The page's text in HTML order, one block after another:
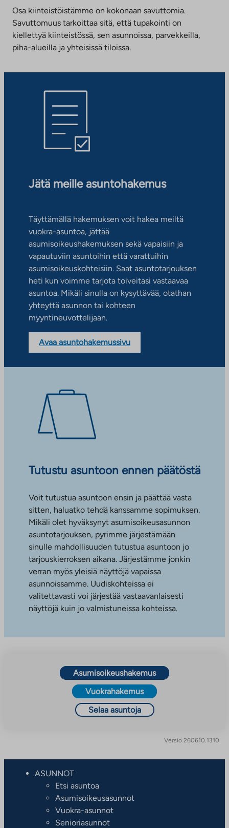
Osa kiinteistöistämme on kokonaan savuttomia.
Savuttomuus tarkoittaa sitä, että tupakointi on
kiellettyä kiinteistössä, sen asunnoissa, parvekkeilla,
piha-alueilla ja yhteisissä tiloissa.
Jätä meille asuntohakemus
Täyttämällä hakemuksen voit hakea meiltä
vuokra-asuntoa, jättää
asumisoikeushakemuksen sekä vapaisiin ja
vapautuviin asuntoihin että varattuihin
asumisoikeuskohteisiin. Saat asuntotarjouksen
heti kun voimme tarjota toiveitasi vastaavaa
asuntoa. Mikäli sinulla on kysyttävää, otathan
yhteyttä asunnon tai kohteen
myyntineuvottelijaan.
Avaa asuntohakemussivu
Tutustu asuntoon ennen päätöstä
Voit tutustua asuntoon ensin ja päättää vasta
sitten, haluatko tehdä kanssamme sopimuksen.
Mikäli olet hyväksynyt asumisoikeusasunnon
asuntotarjouksen, pyrimme järjestämään
sinulle mahdollisuuden tutustua asuntoon jo
tarjouskierroksen aikana. Järjestämme jonkin
verran myös yleisiä näyttöjä vapaissa
asunnoissamme. Uudiskohteissa ei
valitettavasti voi järjestää vastaavanlaisesti
näyttöjä kuin jo valmistuneissa kohteissa.
Asumisoikeushakemus
Vuokrahakemus
Selaa asuntoja
Versio 260610.1310
ASUNNOT
Etsi asuntoa
Asumisoikeusasunnot
Vuokra-asunnot
Senioriasunnot